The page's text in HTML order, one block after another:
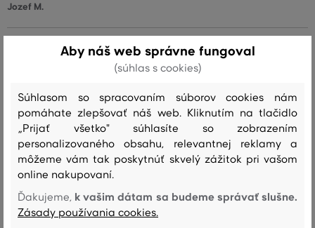
Jozef M.
Ako sedí: Veľkosť zodpovedá veľkosti, ktorú
Michaela S.
Farba
Veľkosť:
Ako sedí: Veľkosť zodpovedá veľkosti, ktorú
nosím
Irena L.
Aby náš web správne fungoval
(súhlas s cookies)
Súhlasom so spracovaním súborov cookies nám
pomáhate zlepšovať náš web. Kliknutím na tlačidlo
„Prijať všetko" súhlasíte so zobrazením
personalizovaného obsahu, relevantnej reklamy a
môžeme vám tak poskytnúť skvelý zážitok pri vašom
online nakupovaní.
Ďakujeme, k vašim dátam sa budeme správať slušne.
Zásady používania cookies.